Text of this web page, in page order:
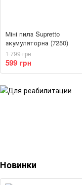
Міні пила Supretto
акумуляторна (7250)
599 грн
1 799 грн
Новинки